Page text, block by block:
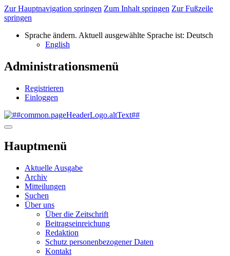
Zur Hauptnavigation springen Zum Inhalt springen Zur Fußzeile
springen
Sprache ändern. Aktuell ausgewählte Sprache ist: Deutsch
English
Administrationsmenü
Registrieren
Einloggen
Hauptmenü
Aktuelle Ausgabe
Archiv
Mitteilungen
Suchen
Über uns
Über die Zeitschrift
Beitragseinreichung
Redaktion
Schutz personenbezogener Daten
Kontakt